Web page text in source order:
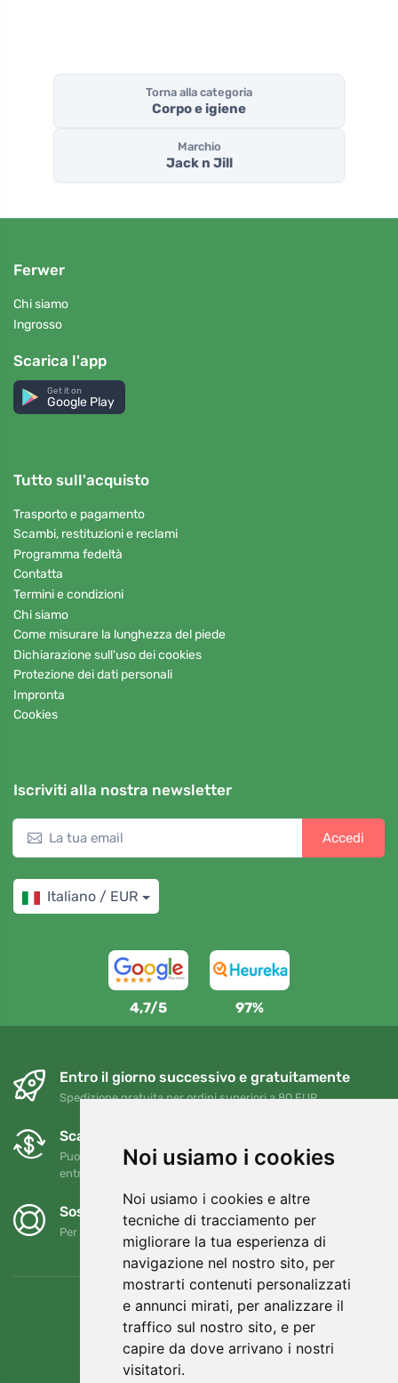
Noi usiamo i cookies
Noi usiamo i cookies e altre
tecniche di tracciamento per
migliorare la tua esperienza di
navigazione nel nostro sito, per
mostrarti contenuti personalizzati
e annunci mirati, per analizzare il
traffico sul nostro sito, e per
capire da dove arrivano i nostri
visitatori.
Torna alla categoria
Corpo e igiene
Marchio
Jack n Jill
Ferwer
Chi siamo
Ingrosso
Scarica l'app
Get it on
Google Play
Tutto sull'acquisto
Trasporto e pagamento
Scambi, restituzioni e reclami
Programma fedeltà
Contatta
Termini e condizioni
Chi siamo
Come misurare la lunghezza del piede
Dichiarazione sull'uso dei cookies
Protezione dei dati personali
Impronta
Cookies
Iscriviti alla nostra newsletter
Accedi
Italiano / EUR
4,7/5 97%
Entro il giorno successivo e gratuitamente
Spedizione gratuita per ordini superiori a 80 EUR
Scambi e resi gratuiti
Puoi restituire o cambiare il tuo ordine in qualsiasi momento
entro 90 giorni
Sosteniamo Trees.org
Per ogni ordine piantiamo un albero! Leggi di più